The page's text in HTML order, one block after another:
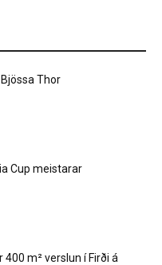
Thor
Cup meistarar
400 m² verslun í Firði á